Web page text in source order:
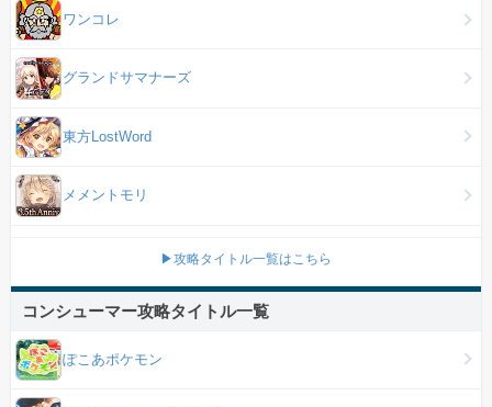
ワンコレ
グランドサマナーズ
東方LostWord
メメントモリ
▶攻略タイトル一覧はこちら
コンシューマー攻略タイトル一覧
ぽこあポケモン